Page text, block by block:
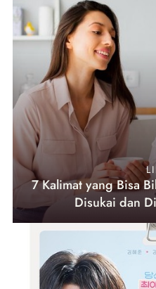
7 Kalimat yang Bisa
Disukai dan